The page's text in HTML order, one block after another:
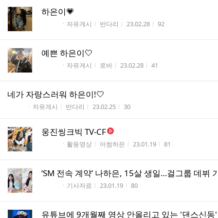
하은이💗
게시판명
ㆍ자유게시 작성자
반다리 작성시간
23.02.28 조회수
92
예쁜 하은이🤍
게시판명
ㆍ자유게시 작성자
로바 작성시간
23.02.28 조회수
41
네가 자랑스러워 하은이!🤍
게시판명
ㆍ자유게시 작성자
반다리 작성시간
23.02.25 조회수
30
웅진씽크빅 TV-CF
게시판명
ㆍ활동영상 작성자
어썸하은 작성시간
23.01.19 조회수
81
‘SM 전속 계약’ 나하은, 15살 생일…걸그룹 데뷔
게시판명
ㆍ기사자료 작성시간
23.01.19 조회수
80
유튜브에 9개월째 영상 안올리고 있는 '댄스신